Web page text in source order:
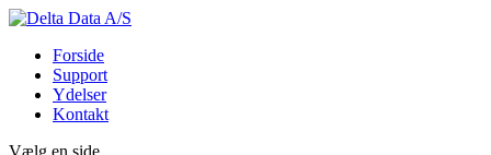
Forside
Support
Ydelser
Kontakt
Vælg en side